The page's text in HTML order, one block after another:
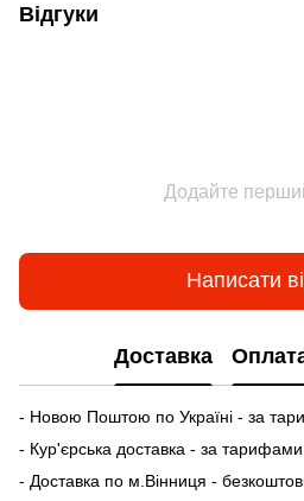
Відгуки
Додайте
Написати
Доставка
- Новою Поштою по Україні - за
- Кур'єрська доставка - за тарифами
- Доставка по м.Вінниця -